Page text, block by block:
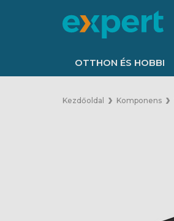
OTTHON ÉS HOBBI
Kezdőoldal Komponens